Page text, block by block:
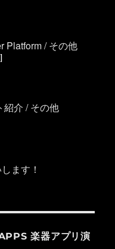
Platform / その他
介 / その他
ます！
楽器アプリ演